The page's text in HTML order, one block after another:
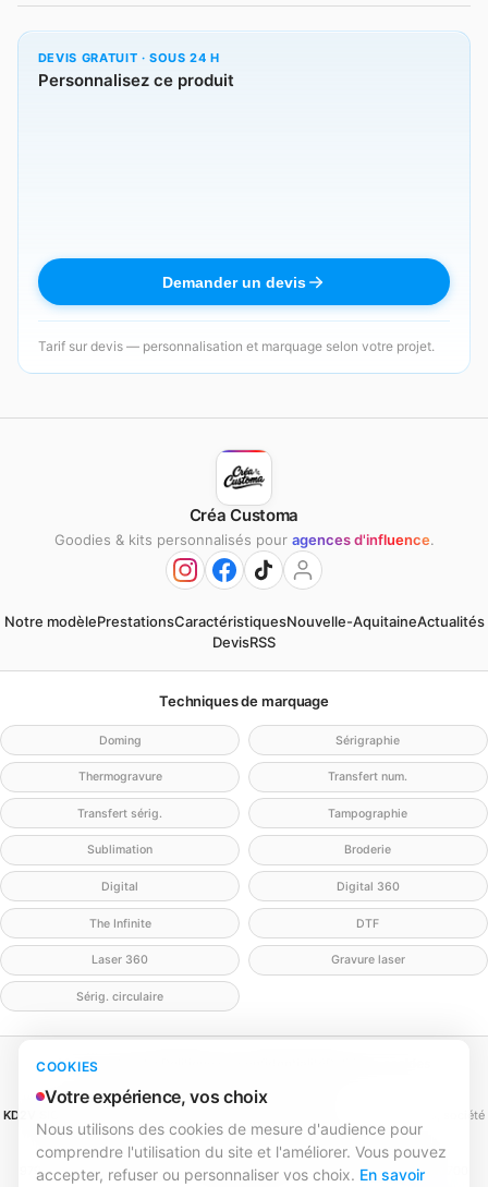
COOKIES
Votre expérience, vos choix
Nous utilisons des cookies de mesure d'audience pour
comprendre l'utilisation du site et l'améliorer. Vous pouvez
accepter, refuser ou personnaliser vos choix. En savoir
DEVIS GRATUIT · SOUS 24 H
Personnalisez ce produit
Demander un devis
Tarif sur devis — personnalisation et marquage selon votre projet.
Créa Customa
Goodies & kits personnalisés pour agences d'influence.
Notre modèlePrestationsCaractéristiquesNouvelle-AquitaineActualités
DevisRSS
Techniques de marquage
Doming Sérigraphie
Thermogravure Transfert num.
Transfert sérig. Tampographie
Sublimation Broderie
Digital Digital 360
The Infinite DTF
Laser 360 Gravure laser
Sérig. circulaire
Mentions légales
KD2V SIGNA & EVENTA
(MEILLEURECOMMUNICATION.COM - KD2V) — SAS, société
par actions simplifiée
SIREN 979 428 133 · SIRET 979 428 133 00016 · TVA FR84979428133
979 428 133 R.C.S. Bordeaux · Capital 1 000,00 € · 31 rue Caroline Aigle, 33700